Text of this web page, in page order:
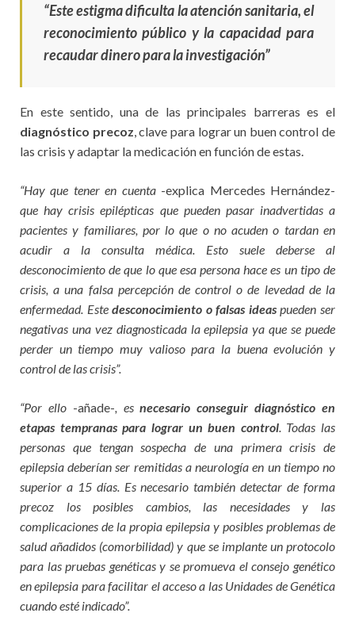
“Este estigma dificulta la atención sanitaria, el
reconocimiento público y la capacidad para
recaudar dinero para la investigación”
En este sentido, una de las principales barreras es el
diagnóstico precoz, clave para lograr un buen control de
las crisis y adaptar la medicación en función de estas.
“Hay que tener en cuenta -explica Mercedes Hernández-
que hay crisis epilépticas que pueden pasar inadvertidas a
pacientes y familiares, por lo que o no acuden o tardan en
acudir a la consulta médica. Esto suele deberse al
desconocimiento de que lo que esa persona hace es un tipo de
crisis, a una falsa percepción de control o de levedad de la
enfermedad. Estedesconocimiento o falsas ideaspueden ser
negativas una vez diagnosticada la epilepsia ya que se puede
perder un tiempo muy valioso para la buena evolución y
control de las crisis”.
“Por ello -añade-, esnecesario conseguir diagnóstico en
etapas tempranas para lograr un buen control. Todas las
personas que tengan sospecha de una primera crisis de
epilepsia deberían ser remitidas a neurología en un tiempo no
superior a 15 días. Es necesario también detectar de forma
precoz los posibles cambios, las necesidades y las
complicaciones de la propia epilepsia y posibles problemas de
salud añadidos (comorbilidad) y que se implante un protocolo
para las pruebas genéticas y se promueva el consejo genético
en epilepsia para facilitar el acceso a las Unidades de Genética
cuando esté indicado”.